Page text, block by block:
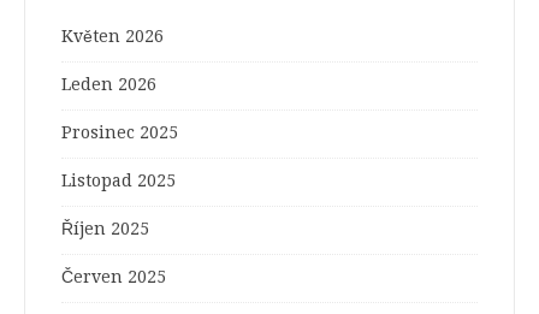
Květen 2026
Leden 2026
Prosinec 2025
Listopad 2025
Říjen 2025
Červen 2025